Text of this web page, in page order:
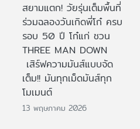
สยามแตก! วัยรุ่นเต็มพื้นที่
ร่วมฉลองวันเกิดพี่โก๋ ครบ
รอบ 50 ปี โก๋แก่ ชวน
THREE MAN DOWN
เสิร์ฟความมันส์แบบจัด
เต็ม!! มันทุกเม็ดมันส์ทุก
โมเมนต์
13 พฤษภาคม 2026